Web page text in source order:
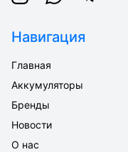
Навигация
Главная
Аккумуляторы
Бренды
Новости
О нас